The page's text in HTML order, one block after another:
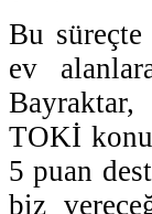
Bu
ev
TOKİ
5 puan
biz